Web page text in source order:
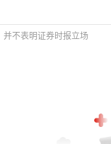
不表明证券时报立场